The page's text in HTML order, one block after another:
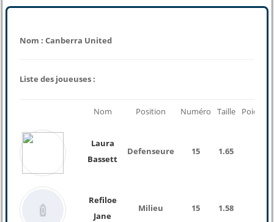
Nom : Canberra United
Liste des joueuses :
Nom Position Numéro Taille Poids
Laura
Bassett
Defenseure 15 1.65
Refiloe
Jane
Milieu 15 1.58